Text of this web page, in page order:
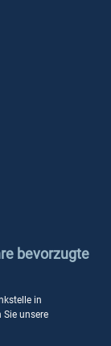
bevorzugte
in
Sie unsere